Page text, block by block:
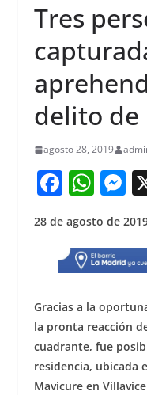
Tres
delito
agosto 28, 2019
F
c
e
b
o
o
k
W
at
s
A
p
p
e
n
g
28 de agosto de
Gracias a la
la pronta reacción
cuadrante, fue
residencia, ubicada
Mavicure en